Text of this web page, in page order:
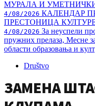
МУРАЛА И
4/08/2026 КАЛЕНДАР
ПРЕСТОНИЦА КУЛТУРЕ
4/08/2026 За неуспели
пружних прелаза, Месне
области образовања и
Društvo
ЗАМЕНА